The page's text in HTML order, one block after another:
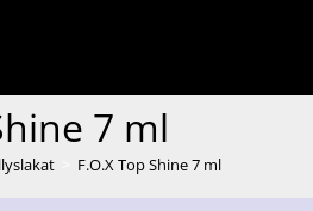
7 ml
F.O.X Top Shine 7 ml